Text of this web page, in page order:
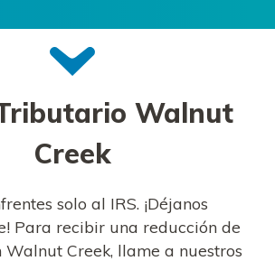
Walnut
Creek
solo al IRS. ¡Déjanos
Para recibir una reducción de
Walnut Creek, llame a nuestros